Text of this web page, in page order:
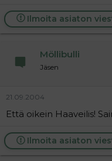
Ilmoita asiaton
Möllibulli
Jäsen
21.09.2004
Että oikein Haaveilis!
Ilmoita asiaton